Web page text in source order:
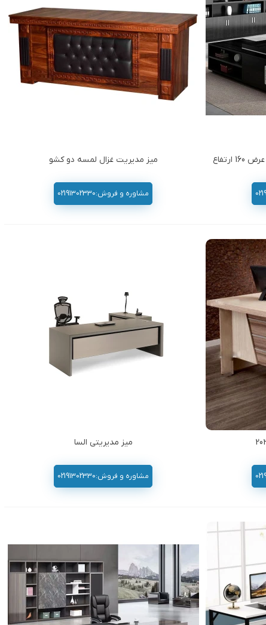
میز مدیریتی مدل سناتور (طول 200 عرض 160 ارتفاع
میز مدیریت غزال لمسه دو کشو
مشاوره و فروش:02191302330
میز مدیریتی السا
مشاوره و فروش:02191302330